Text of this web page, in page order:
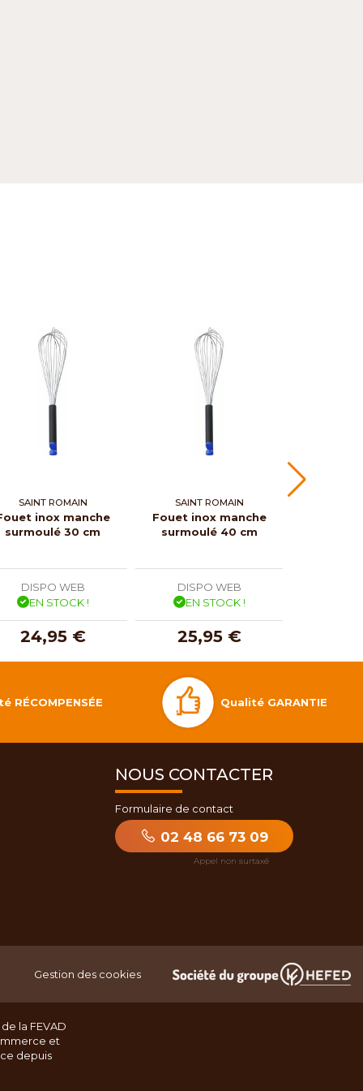
SAINT ROMAIN
inox manche
surmoulé 30 cm
DISPO WEB
EN STOCK !
24,95 €
SAINT ROMAIN
Fouet inox manche
surmoulé 40 cm
DISPO WEB
EN STOCK !
25,95 €
RÉCOMPENSÉE Qualité GARANTIE
NOUS CONTACTER
Formulaire de contact
02 48 66 73 09
Gestion des cookies
la FEVAD
et
depuis